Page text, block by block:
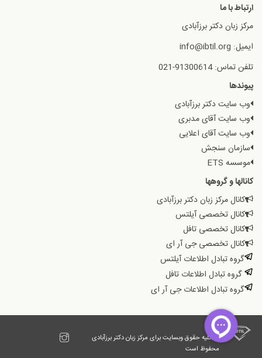
ارتباط با ما
مرکز زبان دکتر برزآبادی
ایمیل: info@ibtil.org
تلفن تماس: 91300614-021
پیوندها
وب سایت دکتر برزآبادی
وب سایت آقای مدبری
وب سایت آقای اعلایی
سازمان سنجش
موسسه ETS
کانالها و گروهها
کانال مرکز زبان دکتر برزآبادی
کانال تخصصی آیلتس
کانال تخصصی تافل
کانال تخصصی جی آر ای
گروه تبادل اطلاعات آیلتس
گروه تبادل اطلاعات تافل
گروه تبادل اطلاعات جی آر ای
© کلیه حقوق وبسایت برای مرکز زبان دکتر برزآبادی
محفوظ است